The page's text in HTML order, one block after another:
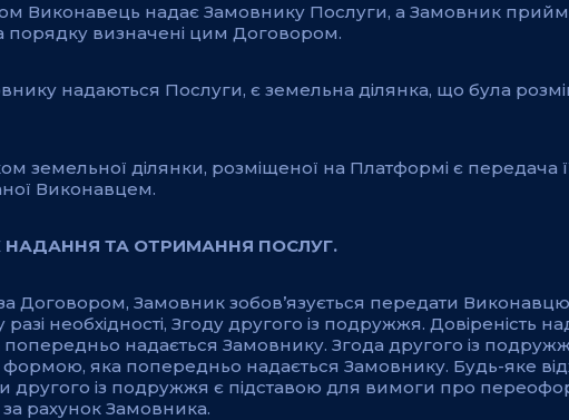
Виконавець надає Замовнику Послуги, а Замовник
порядку визначені цим Договором.
надаються Послуги, є земельна ділянка, що була
земельної ділянки, розміщеної на Платформі є передача
Виконавцем.
НАДАННЯ ТА ОТРИМАННЯ ПОСЛУГ.
Договором, Замовник зобов’язується передати Виконавцю
необхідності, Згоду другого із подружжя. Довіреність
надається Замовнику. Згода другого із
яка попередньо надається Замовнику. Будь-яке
другого із подружжя є підставою для вимоги про
рахунок Замовника.